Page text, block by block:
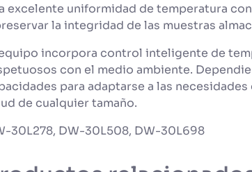
excelente uniformidad de temperatura
la integridad de las muestras
incorpora control inteligente de
con el medio ambiente.
para adaptarse a las
de cualquier tamaño.
30L278, DW-30L508, DW-30L698